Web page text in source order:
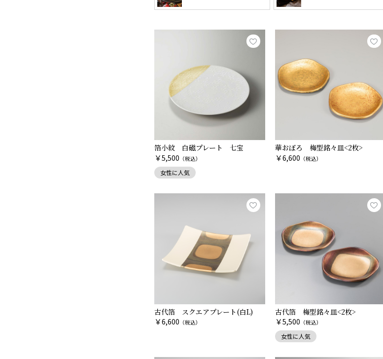
箔小紋 白磁プレート 七宝
￥5,500 （税込）
女性に人気
華おぼろ 梅型銘々皿<2枚>
￥6,600 （税込）
古代箔 スクエアプレート(白L)
￥6,600 （税込）
古代箔 梅型銘々皿<2枚>
￥5,500 （税込）
女性に人気